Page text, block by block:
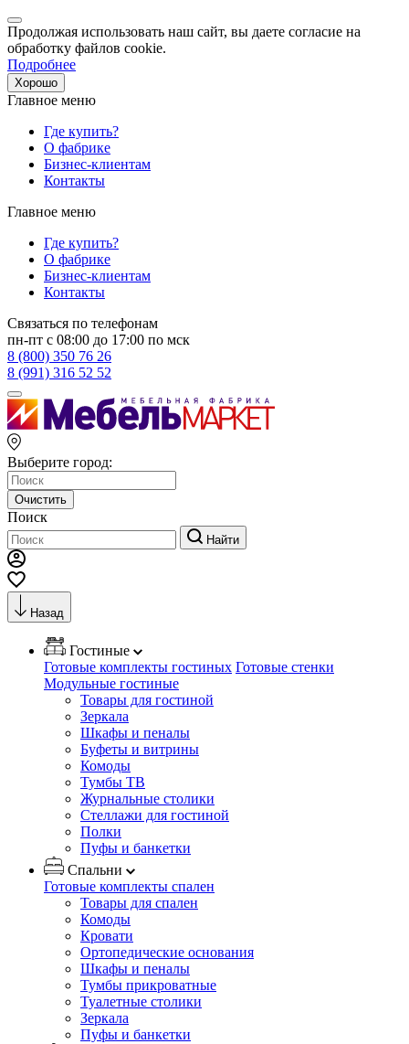
Продолжая использовать наш сайт, вы даете согласие на
обработку файлов cookie.
Подробнее
Хорошо
Главное меню
Где купить?
О фабрике
Бизнес-клиентам
Контакты
Главное меню
Где купить?
О фабрике
Бизнес-клиентам
Контакты
Связаться по телефонам
пн-пт с 08:00 до 17:00 по мск
8 (800) 350 76 26
8 (991) 316 52 52
Выберите город:
Очистить
Поиск
Найти
Назад
Гостиные
Готовые комплекты гостиных Готовые стенки
Модульные гостиные
Товары для гостиной
Зеркала
Шкафы и пеналы
Буфеты и витрины
Комоды
Тумбы ТВ
Журнальные столики
Стеллажи для гостиной
Полки
Пуфы и банкетки
Спальни
Готовые комплекты спален
Товары для спален
Комоды
Кровати
Ортопедические основания
Шкафы и пеналы
Тумбы прикроватные
Туалетные столики
Зеркала
Пуфы и банкетки